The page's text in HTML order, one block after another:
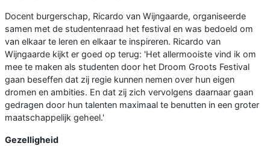
Docent burgerschap, Ricardo van Wijngaarde, organiseerde
samen met de studentenraad het festival en was bedoeld om
van elkaar te leren en elkaar te inspireren. Ricardo van
Wijngaarde kijkt er goed op terug: 'Het allermooiste vind ik om
mee te maken als studenten door het Droom Groots Festival
gaan beseffen dat zij regie kunnen nemen over hun eigen
dromen en ambities. En dat zij zich vervolgens daarnaar gaan
gedragen door hun talenten maximaal te benutten in een groter
maatschappelijk geheel.'
Gezelligheid